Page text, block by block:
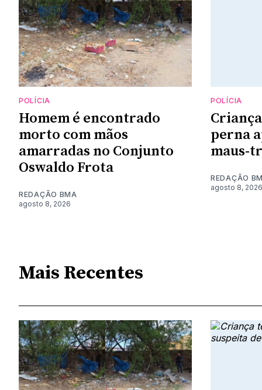
POLÍCIA
Homem é encontrado
morto com mãos
amarradas no Conjunto
Oswaldo Frota
REDAÇÃO BMA
agosto 8, 2026
POLÍCIA
perna
maus-
REDAÇÃO
agosto 8, 2026
Mais Recentes